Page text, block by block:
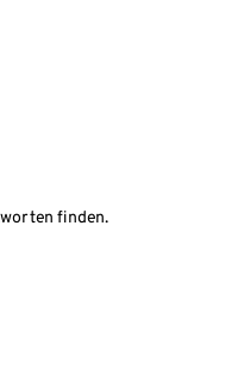
finden.